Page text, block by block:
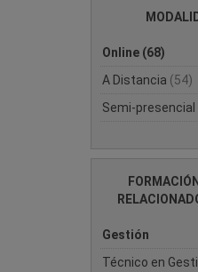
Online (68)
A Distancia (54)
Semi-presencial
Gestión
Técnico en